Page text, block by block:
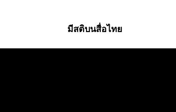
มีสติบนสื่อไทย